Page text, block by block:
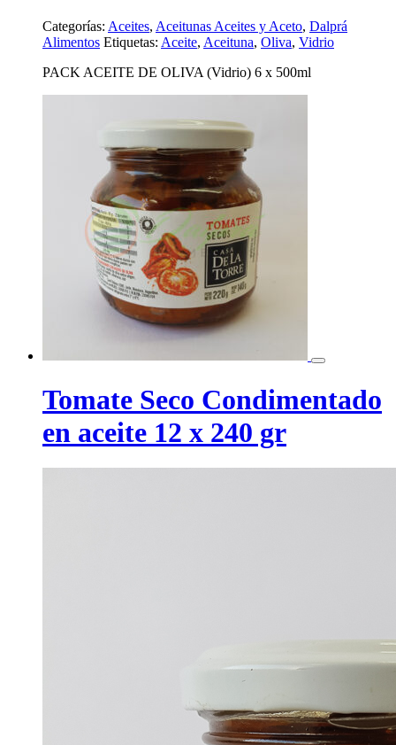
Categorías: Aceites, Aceitunas Aceites y Aceto, Dalprá
Alimentos Etiquetas: Aceite, Aceituna, Oliva, Vidrio
PACK ACEITE DE OLIVA (Vidrio) 6 x 500ml
Tomate Seco Condimentado
en aceite 12 x 240 gr